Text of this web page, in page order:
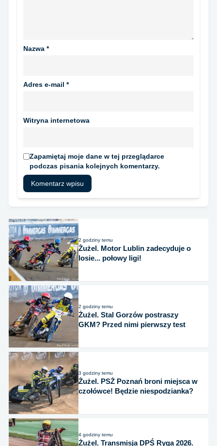
Nazwa *
Adres e-mail *
Witryna internetowa
Zapamiętaj moje dane w tej przeglądarce
podczas pisania kolejnych komentarzy.
2 godziny temu
Żużel. Motor Lublin zadecyduje o
losie... połowy ligi!
2 godziny temu
Żużel. Stal Gorzów postraszy
GKM? Przed nimi pierwszy test
3 godziny temu
Żużel. PSŻ Poznań broni miejsca w
czołówce! Będzie niespodzianka?
4 godziny temu
Żużel. Transmisja DPŚ Ryga 2026.